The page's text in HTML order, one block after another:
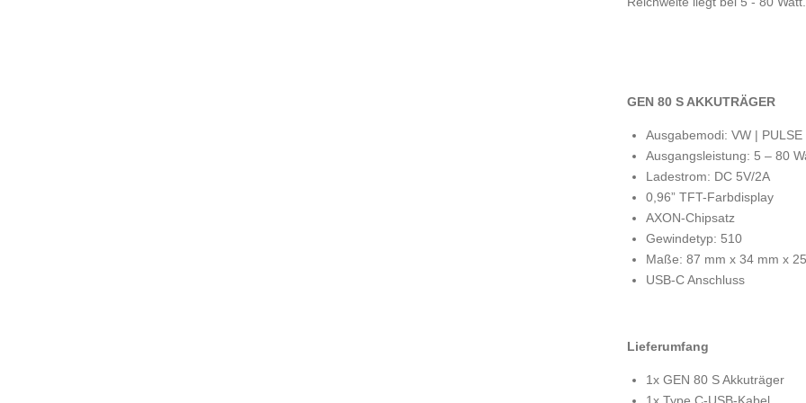
GEN 80 S AKKUTRÄGER
Ausgabemodi: VW | PULSE
Ausgangsleistung: 5 – 80
Ladestrom: DC 5V/2A
0,96” TFT-Farbdisplay
AXON-Chipsatz
Gewindetyp: 510
Maße: 87 mm x 34 mm x
USB-C Anschluss
Lieferumfang
1x GEN 80 S Akkuträger